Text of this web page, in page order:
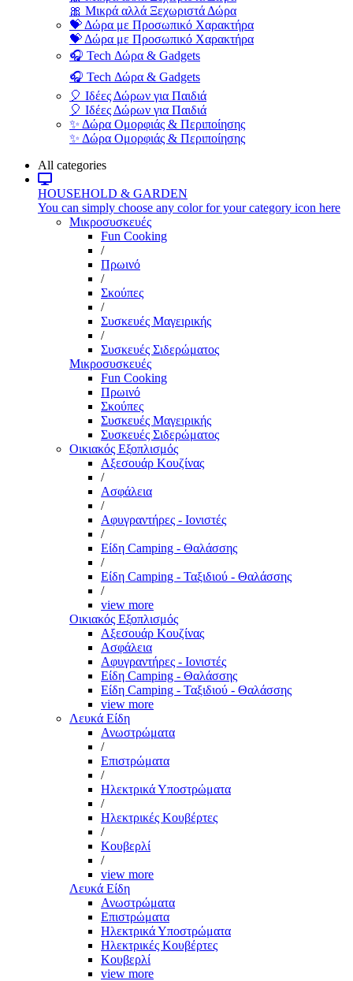
🎀 Μικρά αλλά Ξεχωριστά Δώρα
💝 Δώρα με Προσωπικό Χαρακτήρα
💝 Δώρα με Προσωπικό Χαρακτήρα
🎧 Tech Δώρα & Gadgets
🎧 Tech Δώρα & Gadgets
🎈 Ιδέες Δώρων για Παιδιά
🎈 Ιδέες Δώρων για Παιδιά
✨ Δώρα Ομορφιάς & Περιποίησης
✨ Δώρα Ομορφιάς & Περιποίησης
All categories
HOUSEHOLD & GARDEN
You can simply choose any color for your category icon here
Μικροσυσκευές
Fun Cooking
/
Πρωινό
/
Σκούπες
/
Συσκευές Μαγειρικής
/
Συσκευές Σιδερώματος
Μικροσυσκευές
Fun Cooking
Πρωινό
Σκούπες
Συσκευές Μαγειρικής
Συσκευές Σιδερώματος
Οικιακός Εξοπλισμός
Αξεσουάρ Κουζίνας
/
Ασφάλεια
/
Αφυγραντήρες - Ιονιστές
/
Είδη Camping - Θαλάσσης
/
Είδη Camping - Ταξιδιού - Θαλάσσης
/
view more
Οικιακός Εξοπλισμός
Αξεσουάρ Κουζίνας
Ασφάλεια
Αφυγραντήρες - Ιονιστές
Είδη Camping - Θαλάσσης
Είδη Camping - Ταξιδιού - Θαλάσσης
view more
Λευκά Είδη
Ανωστρώματα
/
Επιστρώματα
/
Ηλεκτρικά Υποστρώματα
/
Ηλεκτρικές Κουβέρτες
/
Κουβερλί
/
view more
Λευκά Είδη
Ανωστρώματα
Επιστρώματα
Ηλεκτρικά Υποστρώματα
Ηλεκτρικές Κουβέρτες
Κουβερλί
view more